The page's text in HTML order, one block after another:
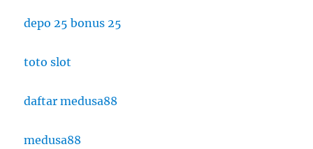
depo 25 bonus 25
toto slot
daftar medusa88
medusa88